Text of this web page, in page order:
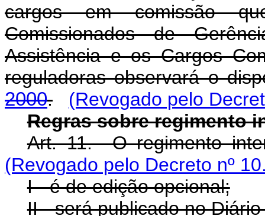
cargos em comissão
Comissionados de
Assistência e os Cargos
reguladoras observará o
2000.
(Revogado pelo
Regras sobre regimento
Art. 11. O regimento
(Revogado pelo Decreto nº
I - é de edição opcional;
II - será publicado no